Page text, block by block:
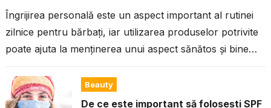
Îngrijirea personală este un aspect important al rutinei
zilnice pentru bărbați, iar utilizarea produselor potrivite
poate ajuta la menținerea unui aspect sănătos și bine
Beauty
De ce este important să folosești SPF